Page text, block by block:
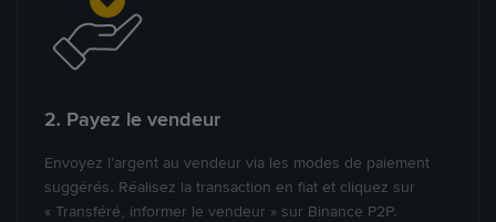
2. Payez le vendeur
Envoyez l’argent au vendeur via les modes de paiement
suggérés. Réalisez la transaction en fiat et cliquez sur
« Transféré, informer le vendeur » sur Binance P2P.